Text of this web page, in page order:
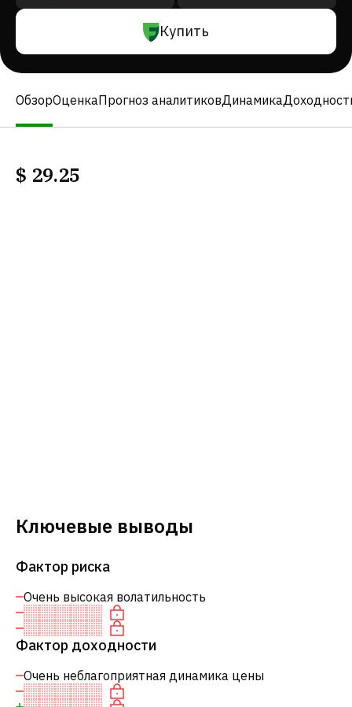
Купить
ОбзорОценкаПрогноз аналитиковДинамика
$ 29.25
Ключевые выводы
Фактор риска
Очень высокая волатильность
Фактор доходности
Очень неблагоприятная динамика цены